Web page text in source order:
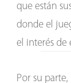
que están
donde el
el interés de
Por su